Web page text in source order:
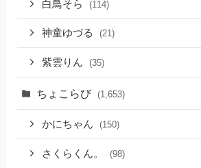
白鳥そら (114)
神童ゆづる (21)
紫雲りん (35)
ちょこらび (1,653)
かにちゃん (150)
さくらくん。 (98)